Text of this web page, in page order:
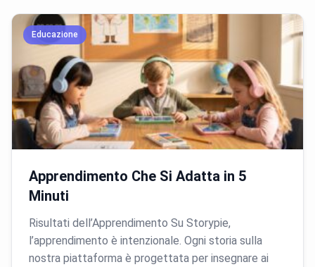
Educazione
Apprendimento Che Si Adatta in 5
Minuti
Risultati dell’Apprendimento Su Storypie,
l’apprendimento è intenzionale. Ogni storia sulla
nostra piattaforma è progettata per insegnare ai